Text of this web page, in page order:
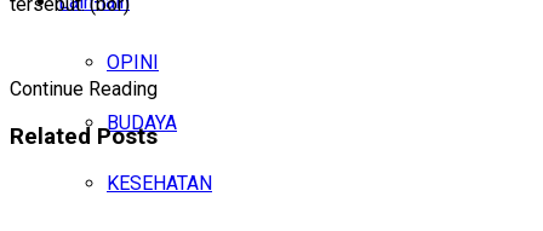
OPINI
BUDAYA
KESEHATAN
Continue Reading
Related Posts